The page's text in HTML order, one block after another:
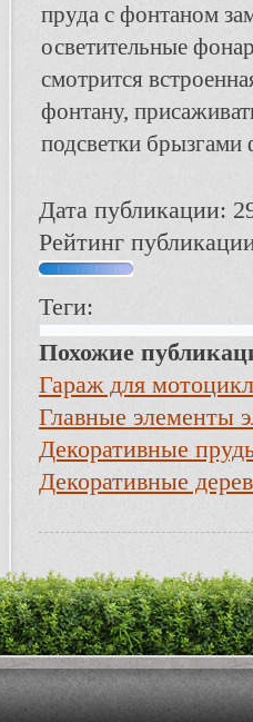
пруда с фонтаном
осветительные
смотрится
фонтану,
подсветки брызгами
Дата публикации:
Рейтинг
Теги:
Похожие
Гараж для
Главные элементы
Декоративные
Декоративные